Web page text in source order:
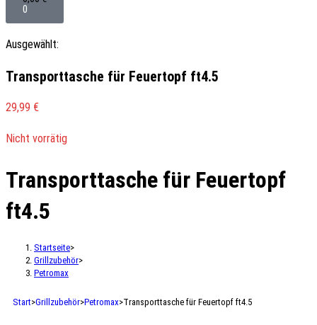
0
Ausgewählt:
Transporttasche für Feuertopf ft4.5
29,99 €
Nicht vorrätig
Transporttasche für Feuertopf
ft4.5
Startseite>
Grillzubehör>
Petromax
Start>Grillzubehör>Petromax>Transporttasche für Feuertopf ft4.5